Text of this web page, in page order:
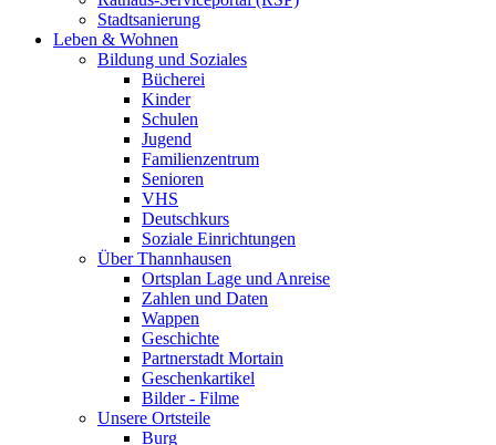
Stadtsanierung
Leben & Wohnen
Bildung und Soziales
Bücherei
Kinder
Schulen
Jugend
Familienzentrum
Senioren
VHS
Deutschkurs
Soziale Einrichtungen
Über Thannhausen
Ortsplan Lage und Anreise
Zahlen und Daten
Wappen
Geschichte
Partnerstadt Mortain
Geschenkartikel
Bilder - Filme
Unsere Ortsteile
Burg